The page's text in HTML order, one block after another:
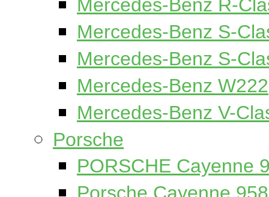
Mercedes-Benz R-
Mercedes-Benz S-
Mercedes-Benz S-
Mercedes-Benz W222
Mercedes-Benz V-
Porsche
PORSCHE Cayenne